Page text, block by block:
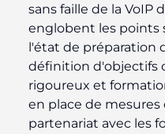
sans faille de la VoIP
englobent les points
l'état de préparation
définition d'objectifs
rigoureux et
en place de mesures
partenariat avec les